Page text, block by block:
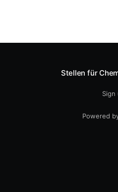
Stellen für
Sign
Powered